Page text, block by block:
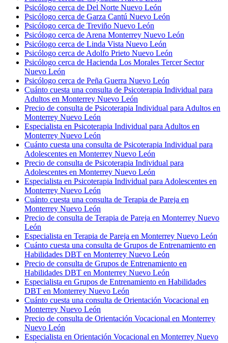
Psicólogo cerca de Del Norte Nuevo León
Psicólogo cerca de Garza Cantú Nuevo León
Psicólogo cerca de Treviño Nuevo León
Psicólogo cerca de Arena Monterrey Nuevo León
Psicólogo cerca de Linda Vista Nuevo León
Psicólogo cerca de Adolfo Prieto Nuevo León
Psicólogo cerca de Hacienda Los Morales Tercer Sector
Nuevo León
Psicólogo cerca de Peña Guerra Nuevo León
Cuánto cuesta una consulta de Psicoterapia Individual para
Adultos en Monterrey Nuevo León
Precio de consulta de Psicoterapia Individual para Adultos en
Monterrey Nuevo León
Especialista en Psicoterapia Individual para Adultos en
Monterrey Nuevo León
Cuánto cuesta una consulta de Psicoterapia Individual para
Adolescentes en Monterrey Nuevo León
Precio de consulta de Psicoterapia Individual para
Adolescentes en Monterrey Nuevo León
Especialista en Psicoterapia Individual para Adolescentes en
Monterrey Nuevo León
Cuánto cuesta una consulta de Terapia de Pareja en
Monterrey Nuevo León
Precio de consulta de Terapia de Pareja en Monterrey Nuevo
León
Especialista en Terapia de Pareja en Monterrey Nuevo León
Cuánto cuesta una consulta de Grupos de Entrenamiento en
Habilidades DBT en Monterrey Nuevo León
Precio de consulta de Grupos de Entrenamiento en
Habilidades DBT en Monterrey Nuevo León
Especialista en Grupos de Entrenamiento en Habilidades
DBT en Monterrey Nuevo León
Cuánto cuesta una consulta de Orientación Vocacional en
Monterrey Nuevo León
Precio de consulta de Orientación Vocacional en Monterrey
Nuevo León
Especialista en Orientación Vocacional en Monterrey Nuevo